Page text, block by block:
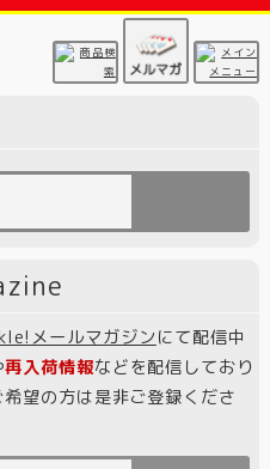
メールマガジンにて配信中
再入荷情報などを配信しており
望の方は是非ご登録くださ